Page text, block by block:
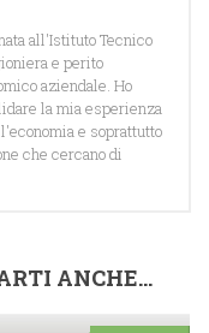
all'Istituto Tecnico
e perito
aziendale. Ho
la mia esperienza
e soprattutto
che cercano di
ANCHE...